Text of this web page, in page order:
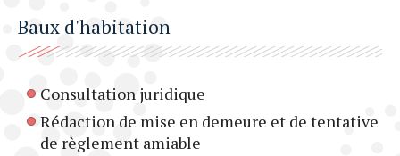
Baux d'habitation
Consultation juridique
Rédaction de mise en demeure et de tentative
de règlement amiable